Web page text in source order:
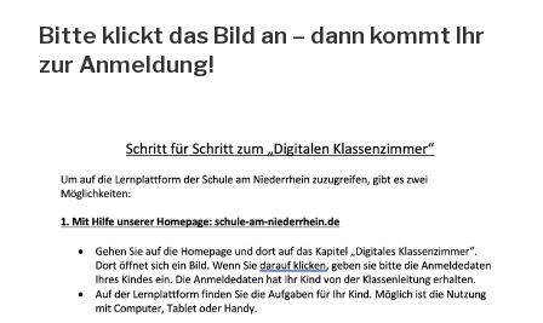
Bitte klickt das Bild an – dann kommt Ihr
zur Anmeldung!